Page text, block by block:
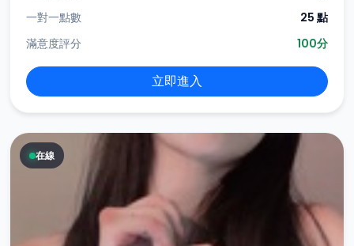
一對一點數
25 點
滿意度評分
100分
立即進入
在線